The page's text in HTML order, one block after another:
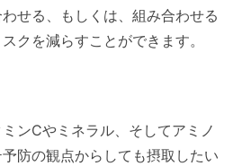
せる、もしくは、組み合わせる
クを減らすことができます。
ンCやミネラル、そしてアミノ
防の観点からしても摂取したい